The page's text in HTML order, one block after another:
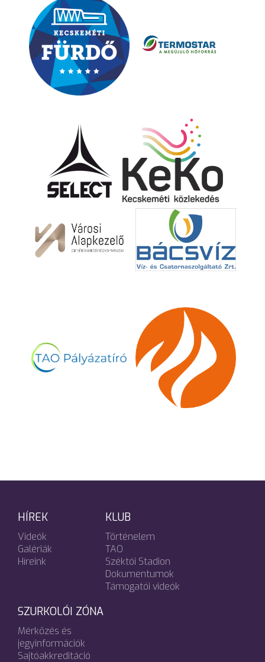
HÍREK
Videók
Galériák
Híreink
KLUB
Történelem
TAO
Széktói Stadion
Dokumentumok
Támogatói videók
SZURKOLÓI ZÓNA
Mérkőzés és
jegyinformációk
Sajtóakkreditáció